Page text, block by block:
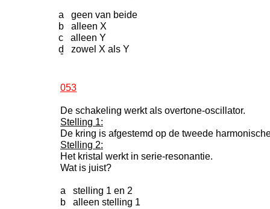
a geen van beide
b alleen X
c alleen Y
d zowel X als Y
-
053
De schakeling werkt als overtone-oscillator.
Stelling 1:
De kring is afgestemd op de tweede
Stelling 2:
Het kristal werkt in serie-resonantie.
Wat is juist?
a stelling 1 en 2
b alleen stelling 1